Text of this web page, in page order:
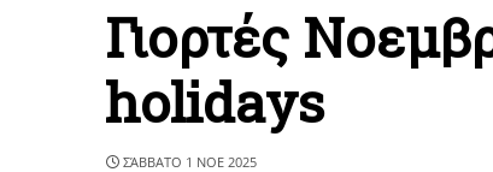
Γιορτές
holidays
ΣΆΒΒΑΤΟ 1 ΝΟΕ 2025